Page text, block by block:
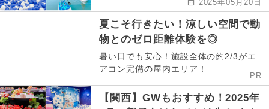
2025年05月20日
夏こそ行きたい！涼しい空間で動
物とのゼロ距離体験を◎
暑い日でも安心！施設全体の約2/3がエ
アコン完備の屋内エリア！
PR
【関西】GWもおすすめ！2025年